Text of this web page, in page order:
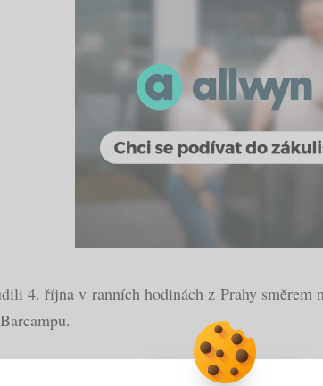
4. října v ranních hodinách z Prahy
žhář, heslo akce si totiž zvolili ,,Zapalme